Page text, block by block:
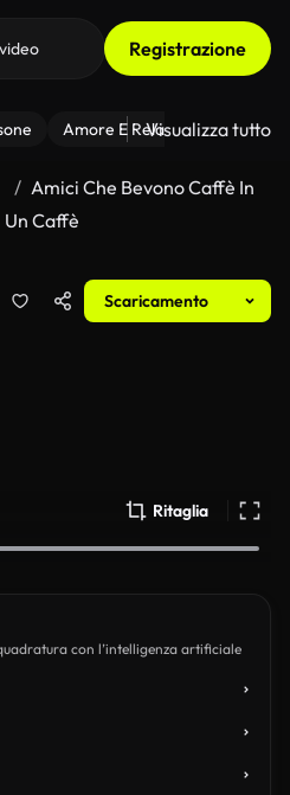
Registrazione
Amore E Relazioni Il
Visualizza tutto
Amici Che Bevono Caffè In
Un Caffè
Scaricamento
Ritaglia
con l’intelligenza artificiale